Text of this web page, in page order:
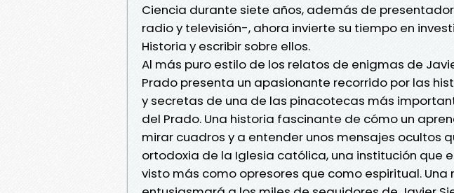
Ciencia durante siete años, además de
radio y televisión-, ahora invierte su tiempo en
Historia y escribir sobre ellos.
Al más puro estilo de los relatos de enigmas de
Prado presenta un apasionante recorrido por las
y secretas de una de las pinacotecas más
del Prado. Una historia fascinante de cómo un
mirar cuadros y a entender unos mensajes ocultos
ortodoxia de la Iglesia católica, una institución que
visto más como opresores que como espiritual. Una